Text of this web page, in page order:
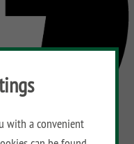
with a convenient